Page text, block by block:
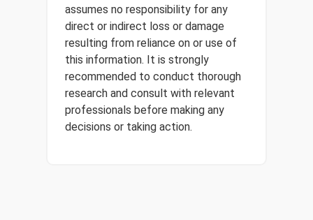
assumes no responsibility for any
direct or indirect loss or damage
resulting from reliance on or use of
this information. It is strongly
recommended to conduct thorough
research and consult with relevant
professionals before making any
decisions or taking action.